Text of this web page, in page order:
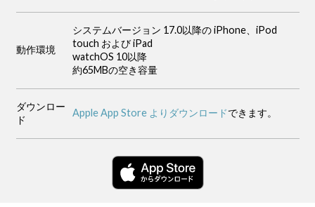
動作環境
システムバージョン 17.0以降の iPhone、iPod
touch および iPad
watchOS 10以降
約65MBの空き容量
ダウンロー
ド
Apple App Store よりダウンロードできます。